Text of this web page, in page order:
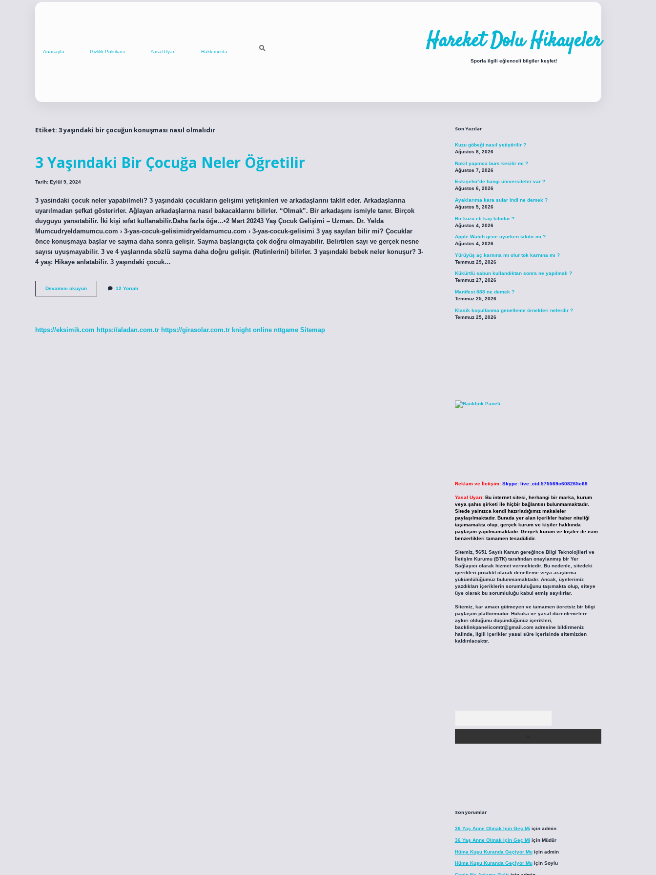
Anasayfa Gizlilik Politikası Yasal Uyarı Hakkımızda Hareket Dolu Hikayeler
Sporla ilgili eğlenceli bilgiler keşfet!
Etiket: 3 yaşındaki bir çocuğun konuşması nasıl olmalıdır
3 Yaşındaki Bir Çocuğa Neler Öğretilir
Tarih: Eylül 9, 2024
3 yasindaki çocuk neler yapabilmeli? 3 yaşındaki çocukların gelişimi yetişkinleri ve arkadaşlarını taklit eder. Arkadaşlarına
uyarılmadan şefkat gösterirler. Ağlayan arkadaşlarına nasıl bakacaklarını bilirler. “Olmak”. Bir arkadaşını ismiyle tanır. Birçok
duyguyu yansıtabilir. İki kişi sıfat kullanabilir.Daha fazla öğe…•2 Mart 20243 Yaş Çocuk Gelişimi – Uzman. Dr. Yelda
Mumcudryeldamumcu.com › 3-yas-cocuk-gelisimidryeldamumcu.com › 3-yas-cocuk-gelisimi 3 yaş sayıları bilir mi? Çocuklar
önce konuşmaya başlar ve sayma daha sonra gelişir. Sayma başlangıçta çok doğru olmayabilir. Belirtilen sayı ve gerçek nesne
sayısı uyuşmayabilir. 3 ve 4 yaşlarında sözlü sayma daha doğru gelişir. (Rutinlerini) bilirler. 3 yaşındaki bebek neler konuşur? 3-
4 yaş: Hikaye anlatabilir. 3 yaşındaki çocuk…
Devamını okuyun3
Yaşındaki
12 Yorum
https://eksimik.com https://aladan.com.tr https://girasolar.com.tr knight online nttgame Sitemap
Son Yazılar
Kuzu göbeği nasıl yetiştirilir ?
Ağustos 8, 2026
Nakil yapınca burs kesilir mi ?
Ağustos 7, 2026
Eskişehir’de hangi üniversiteler var ?
Ağustos 6, 2026
Ayaklarıma kara sular indi ne demek ?
Ağustos 5, 2026
Bir kuzu eti kaç kilodur ?
Ağustos 4, 2026
Apple Watch gece uyurken takılır mı ?
Ağustos 4, 2026
Yürüyüş aç karnına mı olur tok karnına mı ?
Temmuz 29, 2026
Kükürtlü sabun kullandıktan sonra ne yapılmalı ?
Temmuz 27, 2026
Manifest 888 ne demek ?
Temmuz 25, 2026
Klasik koşullanma genelleme örnekleri nelerdir ?
Temmuz 25, 2026
Reklam ve İletişim: Skype: live:.cid.575569c608265c69
Yasal Uyarı: Bu internet sitesi, herhangi bir marka, kurum
veya şahıs şirketi ile hiçbir bağlantısı bulunmamaktadır.
Sitede yalnızca kendi hazırladığımız makaleler
paylaşılmaktadır. Burada yer alan içerikler haber niteliği
taşımamakta olup, gerçek kurum ve kişiler hakkında
paylaşım yapılmamaktadır. Gerçek kurum ve kişiler ile isim
benzerlikleri tamamen tesadüfidir.
Sitemiz, 5651 Sayılı Kanun gereğince Bilgi Teknolojileri ve
İletişim Kurumu (BTK) tarafından onaylanmış bir Yer
Sağlayıcı olarak hizmet vermektedir. Bu nedenle, sitedeki
içerikleri proaktif olarak denetleme veya araştırma
yükümlülüğümüz bulunmamaktadır. Ancak, üyelerimiz
yazdıkları içeriklerin sorumluluğunu taşımakta olup, siteye
üye olarak bu sorumluluğu kabul etmiş sayılırlar.
Sitemiz, kar amacı gütmeyen ve tamamen ücretsiz bir bilgi
paylaşım platformudur. Hukuka ve yasal düzenlemelere
aykırı olduğunu düşündüğünüz içerikleri,
backlinkpanelicomtr@gmail.comadresine bildirmeniz
halinde, ilgili içerikler yasal süre içerisinde sitemizden
kaldırılacaktır.
Son yorumlar
36 Yaş Anne Olmak Için Geç Mi için admin
36 Yaş Anne Olmak Için Geç Mi için Müdür
Hüma Kuşu Kuranda Geçiyor Muiçin admin
Hüma Kuşu Kuranda Geçiyor Muiçin Soylu